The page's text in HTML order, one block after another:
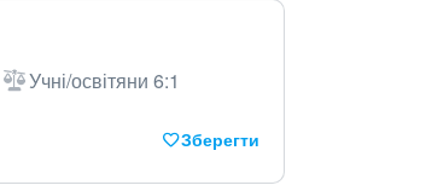
Учні/освітяни 6:1
Зберегти